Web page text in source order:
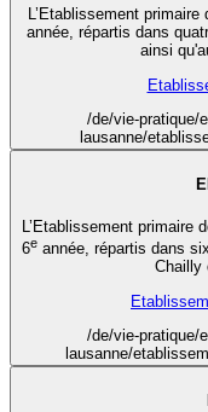
L’Etablissement
année, répartis dans
ainsi
/de/vie-pratique/
lausanne/
L’Etablissement primaire
6e année, répartis dans
Chailly
/de/vie-pratique/
lausanne/